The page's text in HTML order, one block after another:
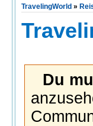
TravelingWorld »
Du